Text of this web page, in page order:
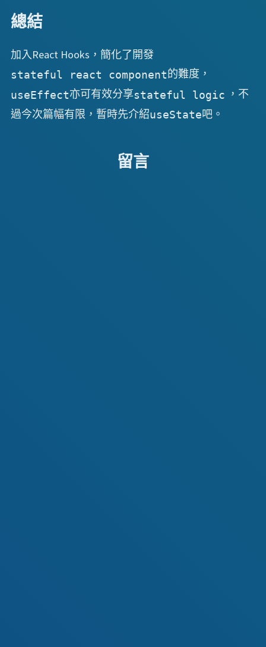
總結
加入React Hooks，簡化了開發
stateful react component的難度，
useEffect亦可有效分享stateful logic ，不
過今次篇幅有限，暫時先介紹useState吧。
留言